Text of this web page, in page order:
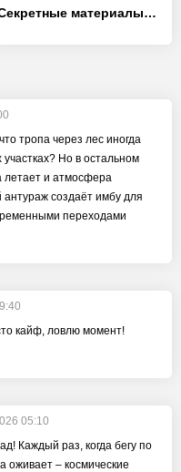
Секретные материалы 2: Puritas Cordis
тропа через лес иногда
Но в остальном
летает и атмосфера
создаёт имбу для
переходами
кайф, ловлю момент!
05:10
Каждый раз, когда бегу по
оживает – космические